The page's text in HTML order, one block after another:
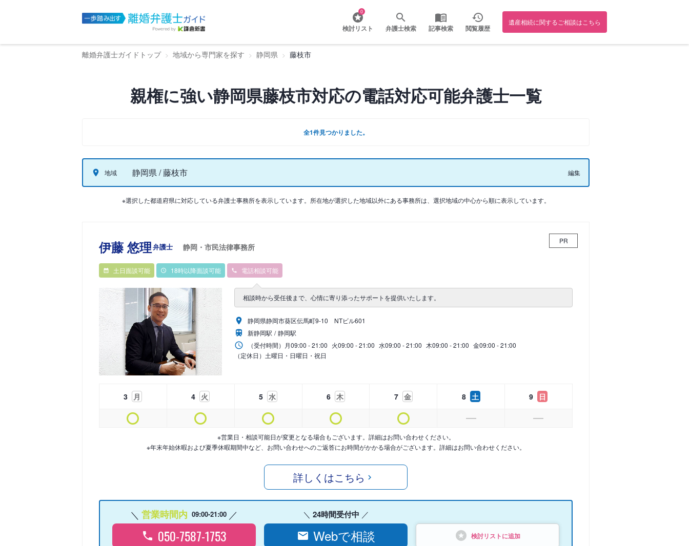
0
検討リスト 弁護士検索 記事検索 閲覧履歴
遺産相続に関するご相談はこちら
離婚弁護士ガイドトップ 地域から専門家を探す 静岡県 藤枝市
親権に強い静岡県藤枝市対応の電話対応可能弁護士一覧
全1件見つかりました。
地域 静岡県 / 藤枝市 編集
※選択した都道府県に対応している弁護士事務所を表示しています。所在地が選択した地域以外にある事務所は、選択地域の中心から順に表示しています。
伊藤 悠理弁護士 静岡・市民法律事務所
PR
土日面談可能 18時以降面談可能 電話相談可能
相談時から受任後まで、心情に寄り添ったサポートを提供いたします。
静岡県静岡市葵区伝馬町9‐10 NTビル601
新静岡駅
静岡駅
（受付時間） 月09:00 - 21:00 火09:00 - 21:00 水09:00 - 21:00 木09:00 - 21:00 金09:00 - 21:00
（定休日）土曜日・日曜日・祝日
3 月 4 火 5 水 6 木 7 金 8 土 9 日
※営業日・相談可能日が変更となる場合もございます。詳細はお問い合わせください。
※年末年始休暇および夏季休暇期間中など、お問い合わせへのご返答にお時間がかかる場合がございます。詳細はお問い合わせください。
詳しくはこちら
営業時間内 09:00-21:00
050-7587-1753
24時間受付中
Webで相談 検討リストに追加